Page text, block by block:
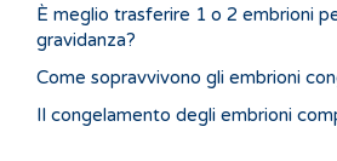
È meglio trasferire 1 o 2 embrioni
gravidanza?
Come sopravvivono gli embrioni
Il congelamento degli embrioni